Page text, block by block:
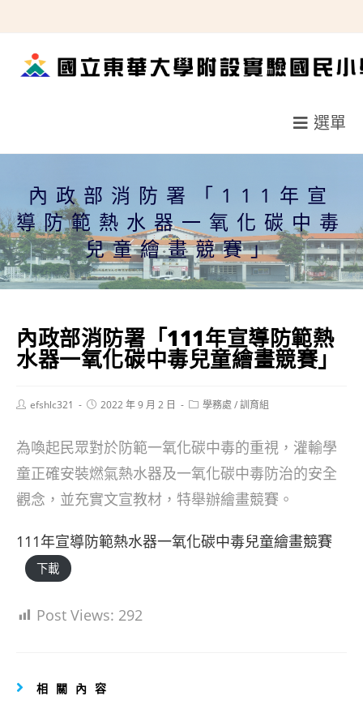
轉
選單
內政部消防署「111年宣
導防範熱水器一氧化碳中毒
兒童繪畫競賽」
內政部消防署「111年宣導防範熱
水器一氧化碳中毒兒童繪畫競賽」
Postefshlc321
Post2022 年 9 月 2 日
Post學務處 /訓育組
為喚起民眾對於防範一氧化碳中毒的重視，灌輸學
童正確安裝燃氣熱水器及一氧化碳中毒防治的安全
觀念，並充實文宣教材，特舉辦繪畫競賽。
111年宣導防範熱水器一氧化碳中毒兒童繪畫競賽
下載
Post Views: 292
相關內容